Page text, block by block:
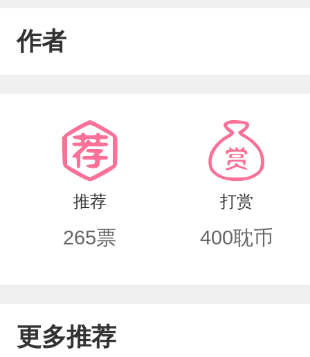
小孩竟然暗恋自己，于是一直回避这
对徒弟时，萧宸安早已开启了他的复
错，我该受罚。萧宸安：他是我的师
套路文，微虐
作者
推荐
265票
打赏
400耽币
更多推荐